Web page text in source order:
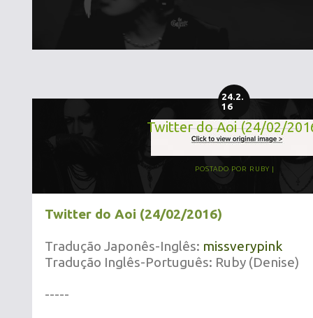
24.2.
16
Twitter do Aoi (24/02/
POSTADO POR RUBY
Twitter do Aoi (24/02/2016)
Tradução Japonês-Inglês: missverypink
Tradução Inglês-Português: Ruby (Denise)
-----